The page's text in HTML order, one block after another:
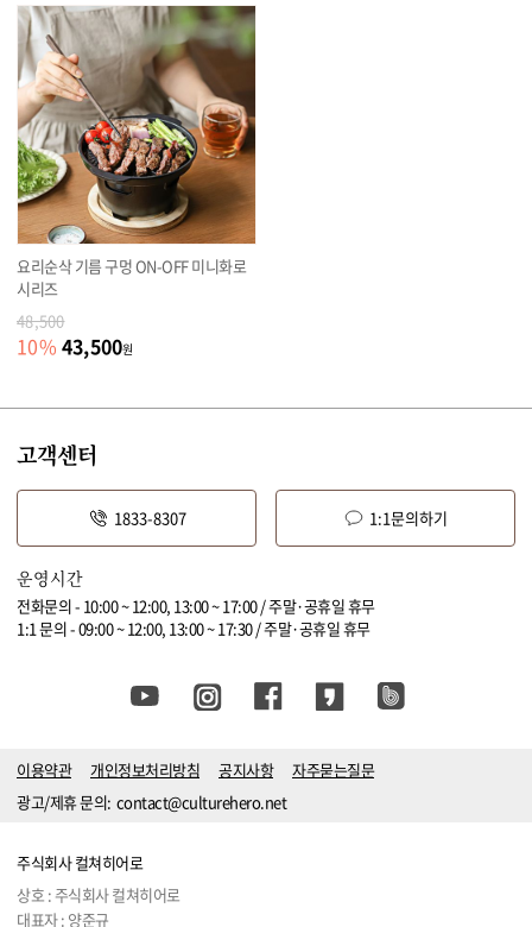
요리순삭 기름 구멍 ON-OFF 미니화로
시리즈
48,500
10% 43,500원
고객센터
1833-8307 1:1문의하기
운영시간
전화문의 - 10:00 ~ 12:00, 13:00 ~ 17:00 / 주말·공휴일 휴무
1:1 문의 - 09:00 ~ 12:00, 13:00 ~ 17:30 / 주말·공휴일 휴무
이용약관 개인정보처리방침 공지사항
자주묻는질문
광고/제휴 문의: contact@culturehero.net
주식회사 컬쳐히어로
상호 : 주식회사 컬쳐히어로
대표자 : 양준규